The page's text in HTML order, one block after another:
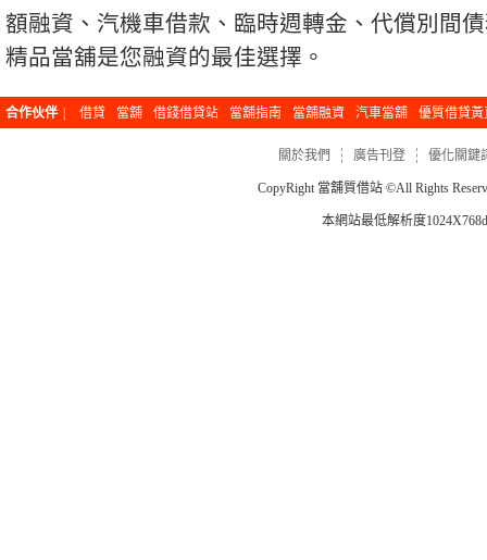
額融資、汽機車借款、臨時週轉金、代償別間
精品當舖是您融資的最佳選擇。
合作伙伴 借貸 當舖 借錢借貸站 當舖指南 當舖融資 汽車當舖 優質借貸黃
關於我們 廣告刊登 優化關鍵
CopyRight當舖質借站 ©All Rights
本網站最低解析度